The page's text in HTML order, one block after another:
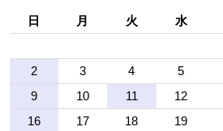
日 月 火 水
2
3 4 5
9
10 11 12
16
17 18 19